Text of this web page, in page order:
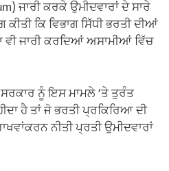
ਜਾਰੀ ਕਰਕੇ ਉਮੀਦਵਾਰਾਂ ਦੇ ਸਾਰੇ
ਕਿ ਵਿਭਾਗ ਸਿੱਧੀ ਭਰਤੀ ਦੀਆਂ
ਵੀ ਜਾਰੀ ਕਰਦਿਆਂ ਅਸਾਮੀਆਂ ਵਿੱਚ
ਨੂੰ ਇਸ ਮਾਮਲੇ ‘ਤੇ ਤੁਰੰਤ
ਹੈ ਤਾਂ ਜੋ ਭਰਤੀ ਪ੍ਰਕਿਰਿਆ ਦੀ
ਨੀਤੀ ਪ੍ਰਤੀ ਉਮੀਦਵਾਰਾਂ